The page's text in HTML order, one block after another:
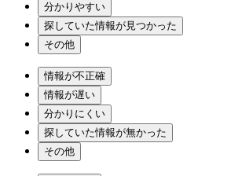
分かりやすい
探していた情報が見つかった
その他
情報が不正確
情報が遅い
分かりにくい
探していた情報が無かった
その他